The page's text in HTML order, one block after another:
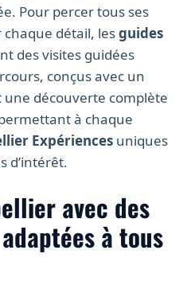
Pour percer tous ses
détail, lesguides
des visites guidées
conçus avec un
découverte complète
à chaque
Expériences uniques
d’intérêt.
avec des
à tous